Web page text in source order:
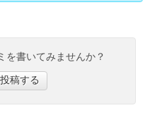
を書いてみませんか？
稿する